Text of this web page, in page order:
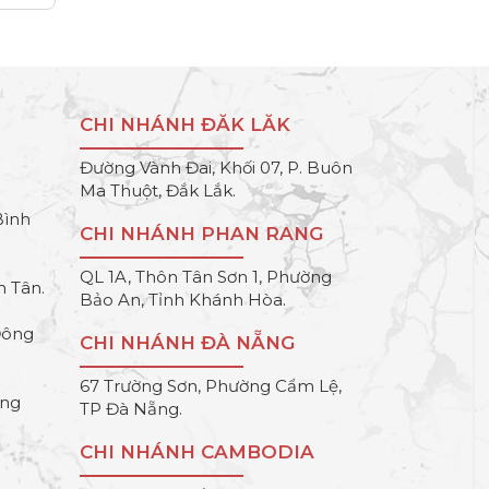
Tân.
CHI NHÁNH ĐĂK LĂK
Đường Vành Đai, Khối 07, P. Buôn
Ma Thuột, Đắk Lắk.
CHI NHÁNH PHAN RANG
QL 1A, Thôn Tân Sơn 1, Phường
Bảo An, Tỉnh Khánh Hòa.
CHI NHÁNH ĐÀ NẴNG
67 Trường Sơn, Phường Cẩm Lệ,
TP Đà Nẵng.
CHI NHÁNH CAMBODIA